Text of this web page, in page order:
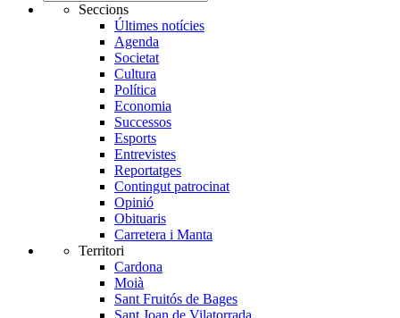
Seccions
Últimes notícies
Agenda
Societat
Cultura
Política
Economia
Successos
Esports
Entrevistes
Reportatges
Contingut patrocinat
Opinió
Obituaris
Carretera i Manta
Territori
Cardona
Moià
Sant Fruitós de Bages
Sant Joan de Vilatorrada